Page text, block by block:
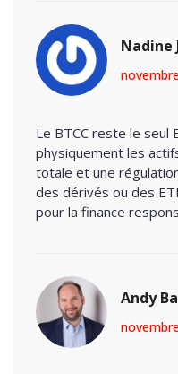
Nadine
Le BTCC reste le seul
physiquement les
totale et une
des dérivés ou des
pour la finance
Andy